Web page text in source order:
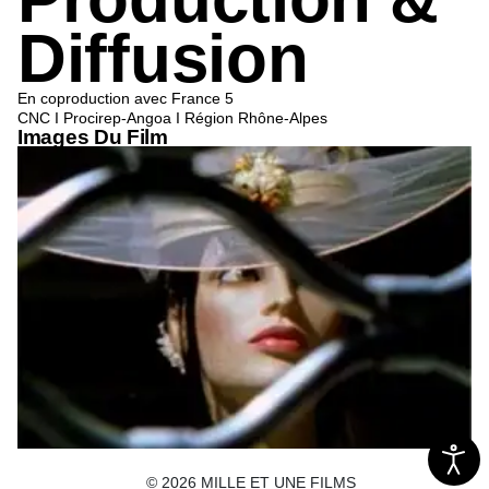
Diffusion
En coproduction avec France 5
CNC I Procirep-Angoa I Région Rhône-Alpes
Images Du Film
© 2026 MILLE ET UNE FILMS